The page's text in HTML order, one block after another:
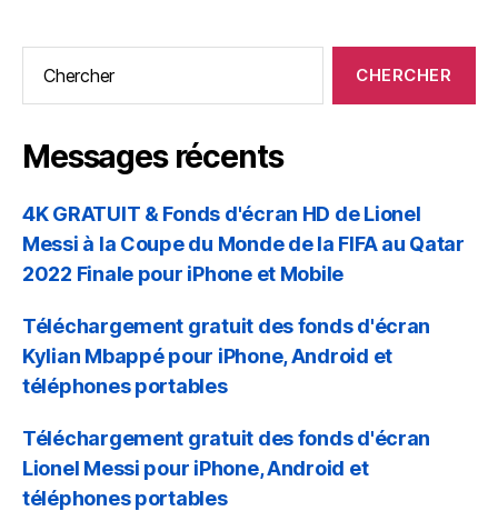
Rechercher:
Messages récents
4K GRATUIT & Fonds d'écran HD de Lionel
Messi à la Coupe du Monde de la FIFA au Qatar
2022 Finale pour iPhone et Mobile
Téléchargement gratuit des fonds d'écran
Kylian Mbappé pour iPhone, Android et
téléphones portables
Téléchargement gratuit des fonds d'écran
Lionel Messi pour iPhone, Android et
téléphones portables